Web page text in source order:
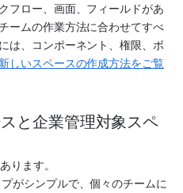
フロー、画面、フィールドがあ
ームの作業方法に合わせてすべ
は、コンポーネント、権限、ボ
新しいスペースの作成方法をご覧
と企業管理対象スペ
ります。
がシンプルで、個々のチームに